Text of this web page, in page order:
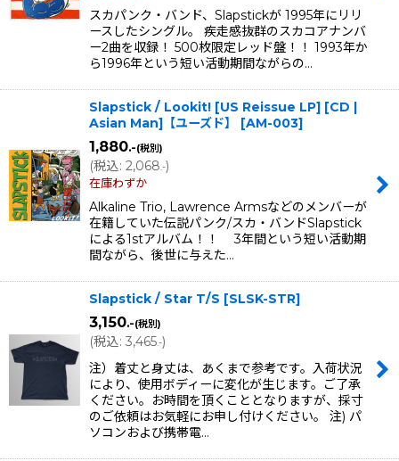
スカパンク・バンド、Slapstickが 1995年にリリ
ースしたシングル。 疾走感抜群のスカコアナンバ
ー2曲を収録！ 500枚限定レッド盤！！ 1993年か
ら1996年という短い活動期間ながらの…
Slapstick / Lookit! [US Reissue LP] [CD |
Asian Man]【ユーズド】
[AM-003]
1,880.-(税別)
(税込: 2,068.-)
在庫わずか
Alkaline Trio, Lawrence Armsなどのメンバーが
在籍していた伝説パンク/スカ・バンドSlapstick
による1stアルバム！！ 3年間という短い活動期
間ながら、後世に与えた…
Slapstick / Star T/S [SLSK-STR]
3,150.-(税別)
(税込: 3,465.-)
注）着丈と身丈は、あくまで参考です。入荷状況
により、使用ボディーに変化が生じます。ご了承
ください。お時間を頂くこととなりますが、採寸
のご依頼はお気軽にお申し付けください。 注) パ
ソコンおよび携帯電…